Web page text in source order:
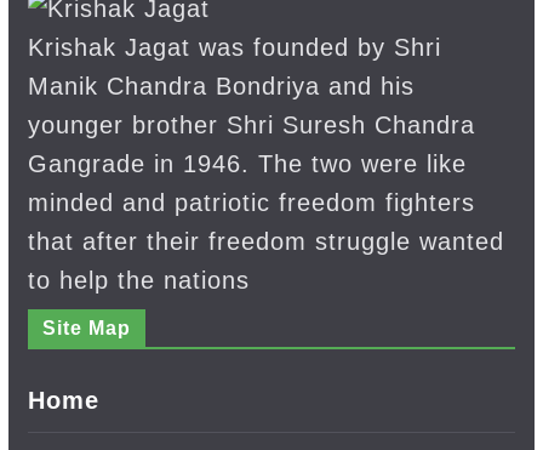
Krishak Jagat was founded by Shri
Manik Chandra Bondriya and his
younger brother Shri Suresh Chandra
Gangrade in 1946. The two were like
minded and patriotic freedom fighters
that after their freedom struggle wanted
to help the nations
Site Map
Home